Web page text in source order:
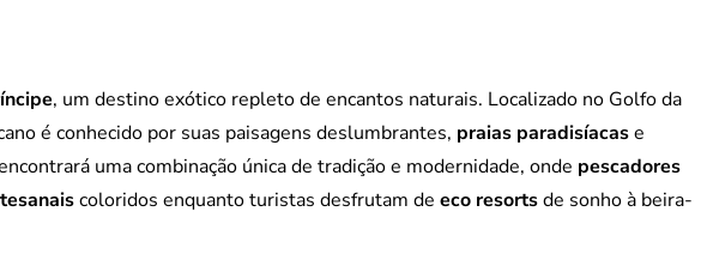
, um destino exótico repleto de encantos naturais. Localizado no Golfo da
é conhecido por suas paisagens deslumbrantes, praias paradisíacase
uma combinação única de tradição e modernidade, onde pescadores
coloridos enquanto turistas desfrutam de eco resortsde sonho à beira-